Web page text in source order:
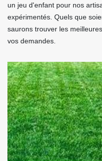
un jeu d'enfant pour nos
expérimentés. Quels que
saurons trouver les
vos demandes.